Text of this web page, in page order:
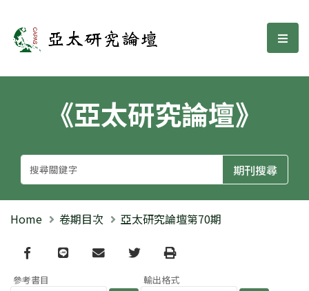
亞太研究論壇 選
《亞太研究論壇》
Home 卷期目次 亞太研究論壇第70期
Facebook
line email TwitterPrint
參考書目 輸出格式